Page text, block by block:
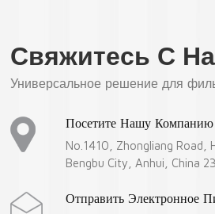
Свяжитесь С
Универсальное решение для
Посетите Нашу Компанию
No.1410, Zhongliang Road,
Bengbu City, Anhui, China
Отправить Электронное